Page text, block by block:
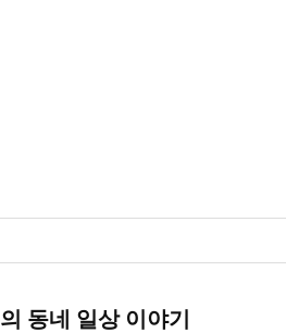
동네 일상이야기